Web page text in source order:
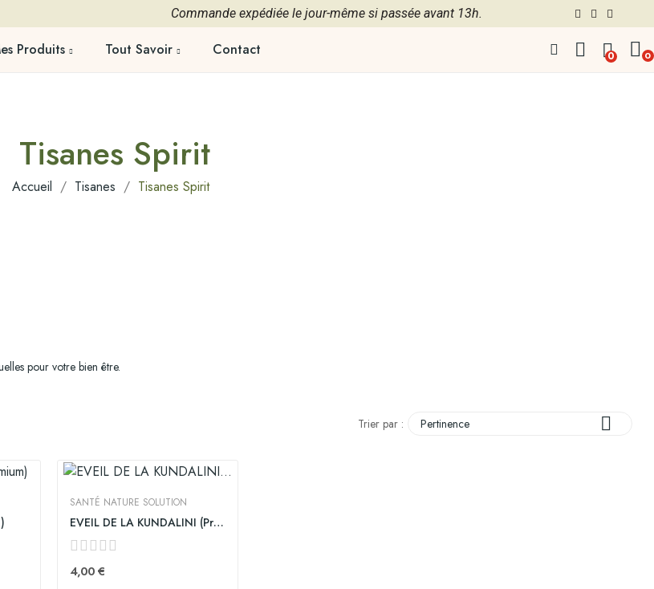
Commande expédiée le jour-même si passée avant 13h.
Produits Tout Savoir Contact 0 0
Tisanes Spirit
Accueil Tisanes Tisanes Spirit
pour votre bien être.
Trier par : Pertinence 
SANTÉ NATURE SOLUTION
EVEIL DE LA KUNDALINI (Premium)
4,00 €